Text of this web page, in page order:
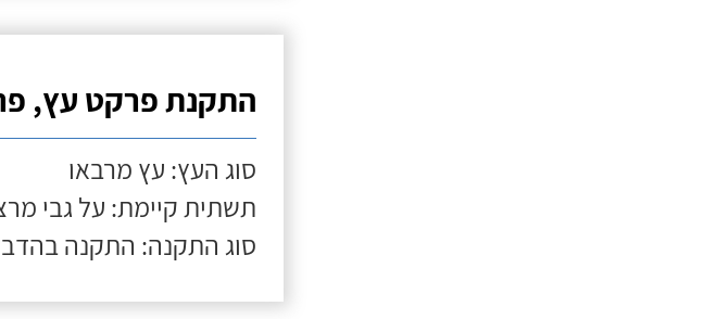
התקנת פרקט עץ,
סוג העץ: עץ מרבאו
תשתית קיימת: על גבי
סוג התקנה: התקנה